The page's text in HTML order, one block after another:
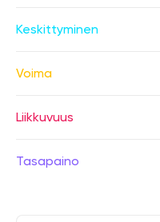
Keskittyminen
Voima
Liikkuvuus
Tasapaino